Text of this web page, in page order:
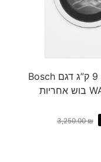
מכונת כביסה 9 ק”ג דגם Bosch
WAN28293BY בוש אחריות
3,250.00₪